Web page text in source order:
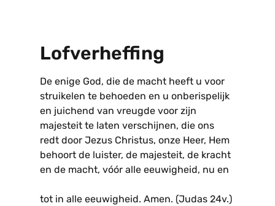
Lofverheffing
De enige God, die de macht heeft u voor
struikelen te behoeden en u onberispelijk
en juichend van vreugde voor zijn
majesteit te laten verschijnen, die ons
redt door Jezus Christus, onze Heer, Hem
behoort de luister, de majesteit, de kracht
en de macht, vóór alle eeuwigheid, nu en
tot in alle eeuwigheid. Amen. (Judas 24v.)